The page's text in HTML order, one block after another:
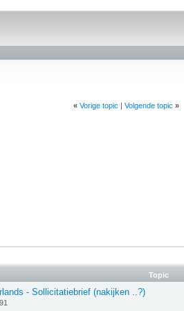
« Vorige topic | Volgende topic »
Topic
- Sollicitatiebrief (nakijken ..?)